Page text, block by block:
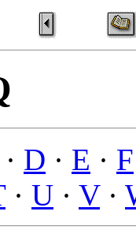
· D · E · F
· U · V·